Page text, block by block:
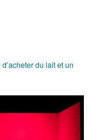
du lait et un